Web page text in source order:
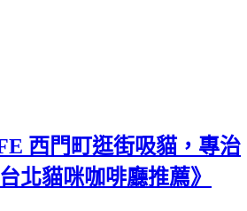
西門町逛街吸貓，專治
北貓咪咖啡廳推薦》